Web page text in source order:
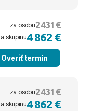
za osobu2 431 €
skupinu4 862 €
Overiť termín
za osobu2 431 €
skupinu4 862 €